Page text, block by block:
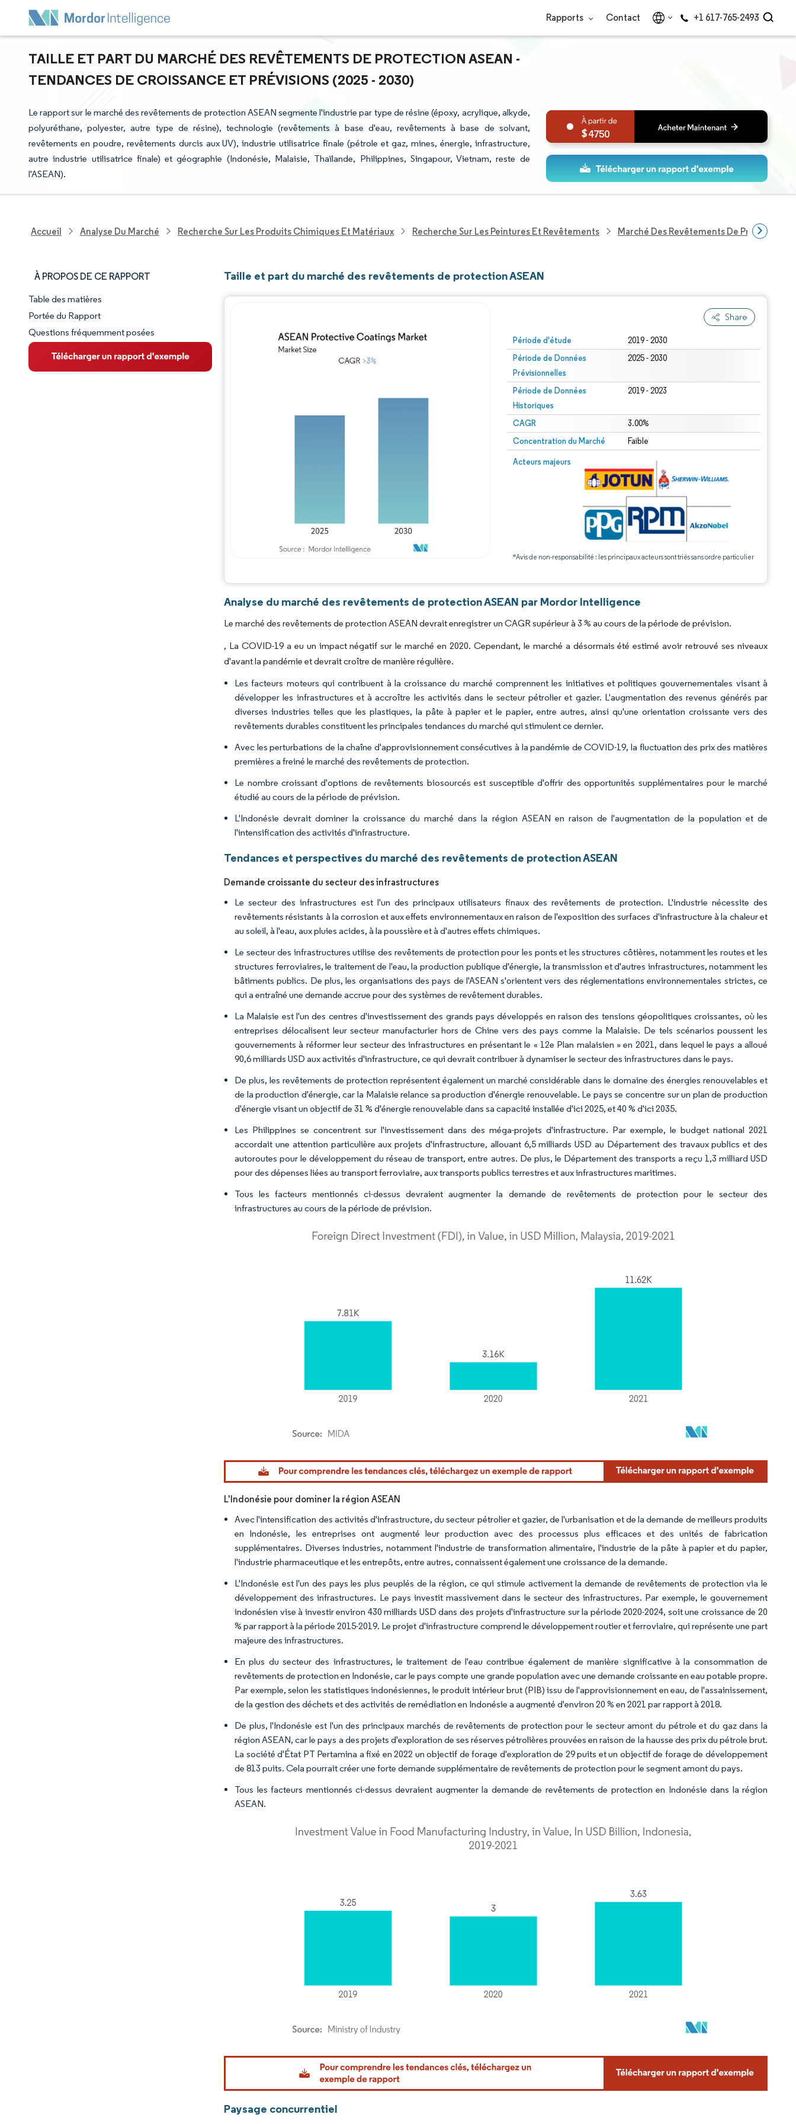
Rapports Contact +1 617-765-2493
TAILLE ET PART DU MARCHÉ DES REVÊTEMENTS DE PROTECTION ASEAN -
TENDANCES DE CROISSANCE ET PRÉVISIONS (2025 - 2030)
Le rapport sur le marché des revêtements de protection ASEAN segmente l'industrie par type de résine (époxy, acrylique, alkyde,
polyuréthane, polyester, autre type de résine), technologie (revêtements à base d'eau, revêtements à base de solvant,
revêtements en poudre, revêtements durcis aux UV), industrie utilisatrice finale (pétrole et gaz, mines, énergie, infrastructure,
autre industrie utilisatrice finale) et géographie (Indonésie, Malaisie, Thaïlande, Philippines, Singapour, Vietnam, reste de
l'ASEAN).
4750
Accueil Analyse Du Marché Recherche Sur Les Produits Chimiques Et Matériaux Recherche Sur Les Peintures Et Revêtements Marché Des Revêtements De Protection
À PROPOS DE CE RAPPORT
Aperçu du marché
VUE D’ENSEMBLE DU MARCHÉ
Principales tendances du marché
Table des matières
Portée du Rapport
Questions fréquemment posées
Taille et part du marché des revêtements de protection ASEAN
Share
Période d'étude 2019 - 2030
Période de Données
Prévisionnelles
2025 - 2030
Période de Données
Historiques
2019 - 2023
CAGR 3.00%
Concentration du Marché Faible
Acteurs majeurs
*Avis de non-responsabilité : les principaux acteurs sont triés sans ordre particulier
Analyse du marché des revêtements de protection ASEAN par Mordor Intelligence
Le marché des revêtements de protection ASEAN devrait enregistrer un CAGR supérieur à 3 % au cours de la période de prévision.
, La COVID-19 a eu un impact négatif sur le marché en 2020. Cependant, le marché a désormais été estimé avoir retrouvé ses niveaux
d'avant la pandémie et devrait croître de manière régulière.
Les facteurs moteurs qui contribuent à la croissance du marché comprennent les initiatives et politiques gouvernementales visant à
développer les infrastructures et à accroître les activités dans le secteur pétrolier et gazier. L'augmentation des revenus générés par
diverses industries telles que les plastiques, la pâte à papier et le papier, entre autres, ainsi qu'une orientation croissante vers des
revêtements durables constituent les principales tendances du marché qui stimulent ce dernier.
Avec les perturbations de la chaîne d'approvisionnement consécutives à la pandémie de COVID-19, la fluctuation des prix des matières
premières a freiné le marché des revêtements de protection.
Le nombre croissant d'options de revêtements biosourcés est susceptible d'offrir des opportunités supplémentaires pour le marché
étudié au cours de la période de prévision.
L'Indonésie devrait dominer la croissance du marché dans la région ASEAN en raison de l'augmentation de la population et de
l'intensification des activités d'infrastructure.
Tendances et perspectives du marché des revêtements de protection ASEAN
Demande croissante du secteur des infrastructures
Le secteur des infrastructures est l'un des principaux utilisateurs finaux des revêtements de protection. L'industrie nécessite des
revêtements résistants à la corrosion et aux effets environnementaux en raison de l'exposition des surfaces d'infrastructure à la chaleur et
au soleil, à l'eau, aux pluies acides, à la poussière et à d'autres effets chimiques.
Le secteur des infrastructures utilise des revêtements de protection pour les ponts et les structures côtières, notamment les routes et les
structures ferroviaires, le traitement de l'eau, la production publique d'énergie, la transmission et d'autres infrastructures, notamment les
bâtiments publics. De plus, les organisations des pays de l'ASEAN s'orientent vers des réglementations environnementales strictes, ce
qui a entraîné une demande accrue pour des systèmes de revêtement durables.
La Malaisie est l'un des centres d'investissement des grands pays développés en raison des tensions géopolitiques croissantes, où les
entreprises délocalisent leur secteur manufacturier hors de Chine vers des pays comme la Malaisie. De tels scénarios poussent les
gouvernements à réformer leur secteur des infrastructures en présentant le « 12e Plan malaisien » en 2021, dans lequel le pays a alloué
90,6 milliards USD aux activités d'infrastructure, ce qui devrait contribuer à dynamiser le secteur des infrastructures dans le pays.
De plus, les revêtements de protection représentent également un marché considérable dans le domaine des énergies renouvelables et
de la production d'énergie, car la Malaisie relance sa production d'énergie renouvelable. Le pays se concentre sur un plan de production
d'énergie visant un objectif de 31 % d'énergie renouvelable dans sa capacité installée d'ici 2025, et 40 % d'ici 2035.
Les Philippines se concentrent sur l'investissement dans des méga-projets d'infrastructure. Par exemple, le budget national 2021
accordait une attention particulière aux projets d'infrastructure, allouant 6,5 milliards USD au Département des travaux publics et des
autoroutes pour le développement du réseau de transport, entre autres. De plus, le Département des transports a reçu 1,3 milliard USD
pour des dépenses liées au transport ferroviaire, aux transports publics terrestres et aux infrastructures maritimes.
Tous les facteurs mentionnés ci-dessus devraient augmenter la demande de revêtements de protection pour le secteur des
infrastructures au cours de la période de prévision.
Image © Mordor Intelligence. La réutilisation nécessite une attribution sous CC BY 4.0.
L'Indonésie pour dominer la région ASEAN
Avec l'intensification des activités d'infrastructure, du secteur pétrolier et gazier, de l'urbanisation et de la demande de meilleurs produits
en Indonésie, les entreprises ont augmenté leur production avec des processus plus efficaces et des unités de fabrication
supplémentaires. Diverses industries, notamment l'industrie de transformation alimentaire, l'industrie de la pâte à papier et du papier,
l'industrie pharmaceutique et les entrepôts, entre autres, connaissent également une croissance de la demande.
L'Indonésie est l'un des pays les plus peuplés de la région, ce qui stimule activement la demande de revêtements de protection via le
développement des infrastructures. Le pays investit massivement dans le secteur des infrastructures. Par exemple, le gouvernement
indonésien vise à investir environ 430 milliards USD dans des projets d'infrastructure sur la période 2020-2024, soit une croissance de 20
% par rapport à la période 2015-2019. Le projet d'infrastructure comprend le développement routier et ferroviaire, qui représente une part
majeure des infrastructures.
En plus du secteur des infrastructures, le traitement de l'eau contribue également de manière significative à la consommation de
revêtements de protection en Indonésie, car le pays compte une grande population avec une demande croissante en eau potable propre.
Par exemple, selon les statistiques indonésiennes, le produit intérieur brut (PIB) issu de l'approvisionnement en eau, de l'assainissement,
de la gestion des déchets et des activités de remédiation en Indonésie a augmenté d'environ 20 % en 2021 par rapport à 2018.
De plus, l'Indonésie est l'un des principaux marchés de revêtements de protection pour le secteur amont du pétrole et du gaz dans la
région ASEAN, car le pays a des projets d'exploration de ses réserves pétrolières prouvées en raison de la hausse des prix du pétrole brut.
La société d'État PT Pertamina a fixé en 2022 un objectif de forage d'exploration de 29 puits et un objectif de forage de développement
de 813 puits. Cela pourrait créer une forte demande supplémentaire de revêtements de protection pour le segment amont du pays.
Tous les facteurs mentionnés ci-dessus devraient augmenter la demande de revêtements de protection en Indonésie dans la région
ASEAN.
Image © Mordor Intelligence. La réutilisation nécessite une attribution sous CC BY 4.0.
Paysage concurrentiel